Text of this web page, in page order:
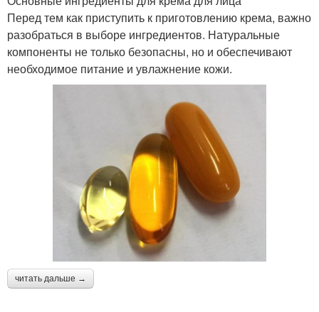
Перед тем как приступить к приготовлению крема, важно
разобраться в выборе ингредиентов. Натуральные
компоненты не только безопасны, но и обеспечивают
необходимое питание и увлажнение кожи.
читать дальше →